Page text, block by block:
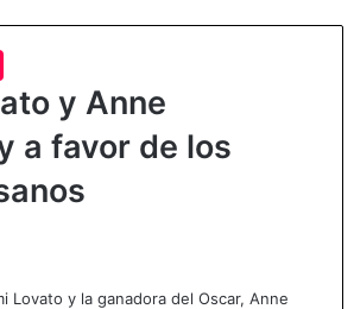
y Anne
a favor de los
Lovato y la ganadora del Oscar, Anne